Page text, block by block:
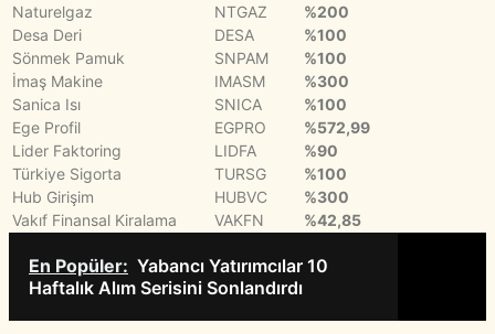
Naturelgaz
NTGAZ
%200
Desa Deri
DESA
%100
Sönmek Pamuk
SNPAM
%100
İmaş Makine
IMASM
%300
Sanica Isı
SNICA
%100
Ege Profil
EGPRO
%572,99
Lider Faktoring
LIDFA
%90
Türkiye Sigorta
TURSG
%100
Hub Girişim
HUBVC
%300
Vakıf Finansal Kiralama
VAKFN %42,85
En Popüler: Yabancı Yatırımcılar 10
Haftalık Alım Serisini Sonlandırdı